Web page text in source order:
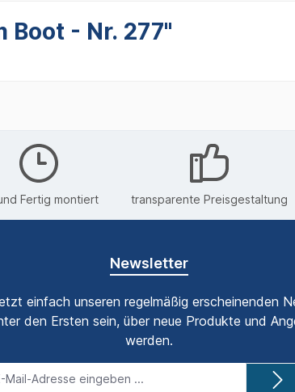
- Nr. 277"
Fertig montiert transparente Preisgestaltung
Newsletter
einfach unseren regelmäßig erscheinenden
den Ersten sein, über neue Produkte und
werden.
Mail-